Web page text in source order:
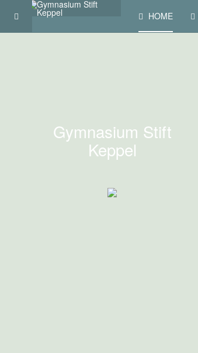
HOME
Gymnasium Stift
Keppel